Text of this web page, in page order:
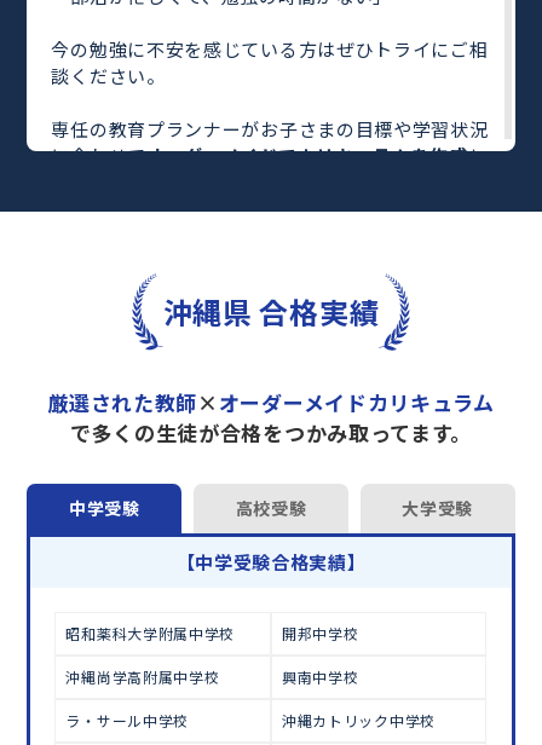
今の勉強に不安を感じている方はぜひトライにご相
談ください。
専任の教育プランナーがお子さまの目標や学習状況
に合わせてオーダーメイドでカリキュラムを作成し
完全マンツーマンで自分に合った教師がわかるまで
さらに、単元別の学習の理解度がわかる「AI学習診
や授業内容や授業以外の勉強をナビゲートする
「DAILY TRY」
など、豊富な学習コンテンツが
トライで一緒に“自己最高得点”を目指しません
か？
オンラインでの学習面談も承っております。
学習相談のお申し込みはこちら
沖縄県 合格実績
厳選された教師× オーダーメイドカリキュラム
で多くの生徒が合格をつかみ取ってます。
中学受験 高校受験 大学受験
【中学受験合格実績】
昭和薬科大学附属中学校 開邦中学校
沖縄尚学高附属中学校 興南中学校
ラ・サール中学校 沖縄カトリック中学校